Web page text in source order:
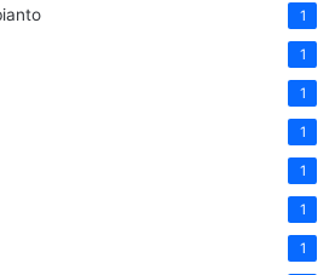
1
1
1
1
1
1
1